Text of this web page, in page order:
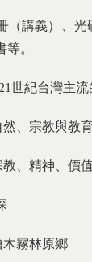
（講義）、光
。
世紀台灣主
、宗教與教
、精神、價
霧林原鄉